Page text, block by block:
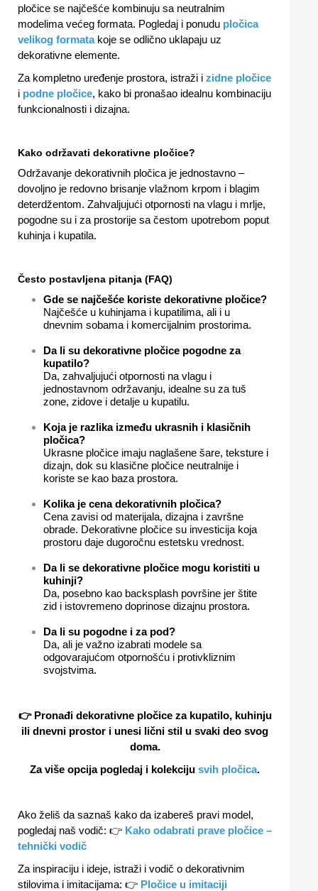
pločice se najčešće kombinuju sa neutralnim
modelima većeg formata. Pogledaj i ponudu pločica
velikog formatakoje se odlično uklapaju uz
dekorativne elemente.
Za kompletno uređenje prostora, istraži i zidne pločice
i podne pločice, kako bi pronašao idealnu kombinaciju
funkcionalnosti i dizajna.
Kako održavati dekorativne pločice?
Održavanje dekorativnih pločica je jednostavno –
dovoljno je redovno brisanje vlažnom krpom i blagim
deterdžentom. Zahvaljujući otpornosti na vlagu i mrlje,
pogodne su i za prostorije sa čestom upotrebom poput
kuhinja i kupatila.
Često postavljena pitanja (FAQ)
Gde se najčešće koriste dekorativne pločice?
Najčešće u kuhinjama i kupatilima, ali i u
dnevnim sobama i komercijalnim prostorima.
Da li su dekorativne pločice pogodne za
kupatilo?
Da, zahvaljujući otpornosti na vlagu i
jednostavnom održavanju, idealne su za tuš
zone, zidove i detalje u kupatilu.
Koja je razlika između ukrasnih i klasičnih
pločica?
Ukrasne pločice imaju naglašene šare, teksture i
dizajn, dok su klasične pločice neutralnije i
koriste se kao baza prostora.
Kolika je cena dekorativnih pločica?
Cena zavisi od materijala, dizajna i završne
obrade. Dekorativne pločice su investicija koja
prostoru daje dugoročnu estetsku vrednost.
Da li se dekorativne pločice mogu koristiti u
kuhinji?
Da, posebno kao backsplash površine jer štite
zid i istovremeno doprinose dizajnu prostora.
Da li su pogodne i za pod?
Da, ali je važno izabrati modele sa
odgovarajućom otpornošću i protivkliznim
svojstvima.
👉 Pronađi dekorativne pločice za kupatilo, kuhinju
ili dnevni prostor i unesi lični stil u svaki deo svog
doma.
Za više opcija pogledaj i kolekciju svih pločica.
Ako želiš da saznaš kako da izabereš pravi model,
pogledaj naš vodič: 👉 Kako odabrati prave pločice –
tehnički vodič
Za inspiraciju i ideje, istraži i vodič o dekorativnim
stilovima i imitacijama: 👉 Pločice u imitaciji